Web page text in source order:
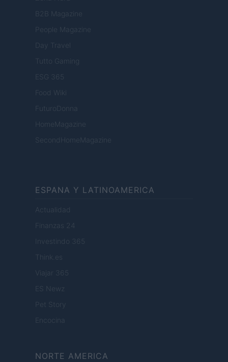
B2B Magazine
People Magazine
Day Travel
Tutto Gaming
ESG 365
Food Wiki
FuturoDonna
HomeMagazine
SecondHomeMagazine
ESPANA Y LATINOAMERICA
Actualidad
Finanzas 24
Investindo 365
Think.es
Viajar 365
ES Newz
Pet Story
Encocina
NORTE AMERICA